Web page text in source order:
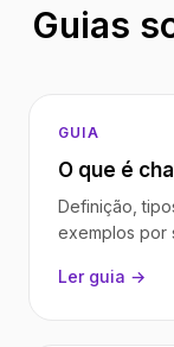
Guias
GUIA
O que é
Definição,
exemplos por
Ler guia →